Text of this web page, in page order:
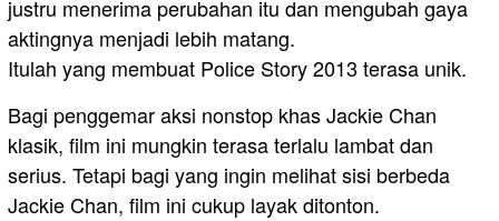
justru menerima perubahan itu dan mengubah gaya
aktingnya menjadi lebih matang.
Itulah yang membuat Police Story 2013 terasa unik.
Bagi penggemar aksi nonstop khas Jackie Chan
klasik, film ini mungkin terasa terlalu lambat dan
serius. Tetapi bagi yang ingin melihat sisi berbeda
Jackie Chan, film ini cukup layak ditonton.